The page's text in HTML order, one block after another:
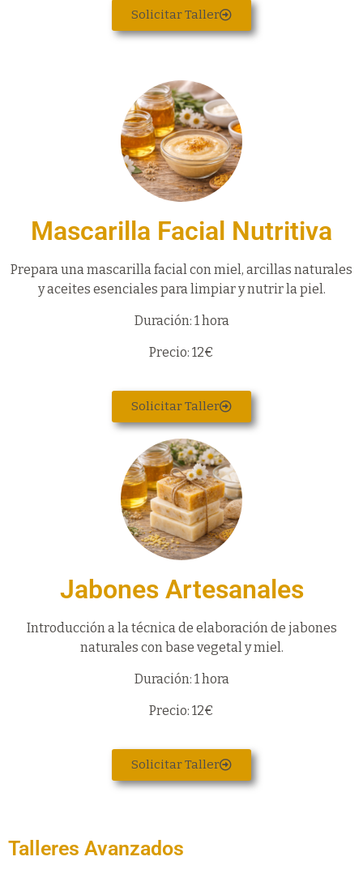
Solicitar Taller
Mascarilla Facial Nutritiva
Prepara una mascarilla facial con miel, arcillas naturales
y aceites esenciales para limpiar y nutrir la piel.
Duración: 1 hora
Precio: 12€
Solicitar Taller
Jabones Artesanales
Introducción a la técnica de elaboración de jabones
naturales con base vegetal y miel.
Duración: 1 hora
Precio: 12€
Solicitar Taller
Talleres Avanzados